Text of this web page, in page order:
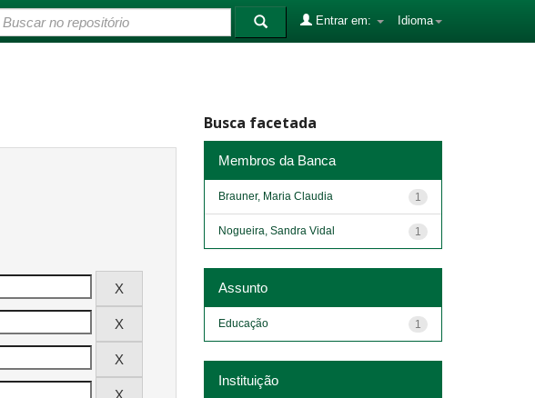
Idioma
Entrar em:
Busca facetada
Membros da Banca
1
Brauner, Maria Claudia
1
Nogueira, Sandra Vidal
Assunto
1
Educação
Instituição